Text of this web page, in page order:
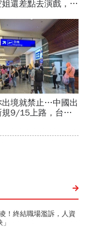
！終結職場濫訴，人資